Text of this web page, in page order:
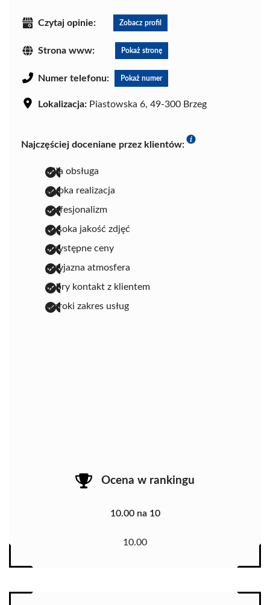
Czytaj opinie: Zobacz profil
Strona www: Pokaż stronę
Numer telefonu: Pokaż numer
Lokalizacja: Piastowska 6, 49-300 Brzeg
Najczęściej doceniane przez klientów:
miła obsługa
szybka realizacja
profesjonalizm
wysoka jakość zdjęć
przystępne ceny
przyjazna atmosfera
dobry kontakt z klientem
szeroki zakres usług
Ocena w rankingu
10.00 na 10
10.00